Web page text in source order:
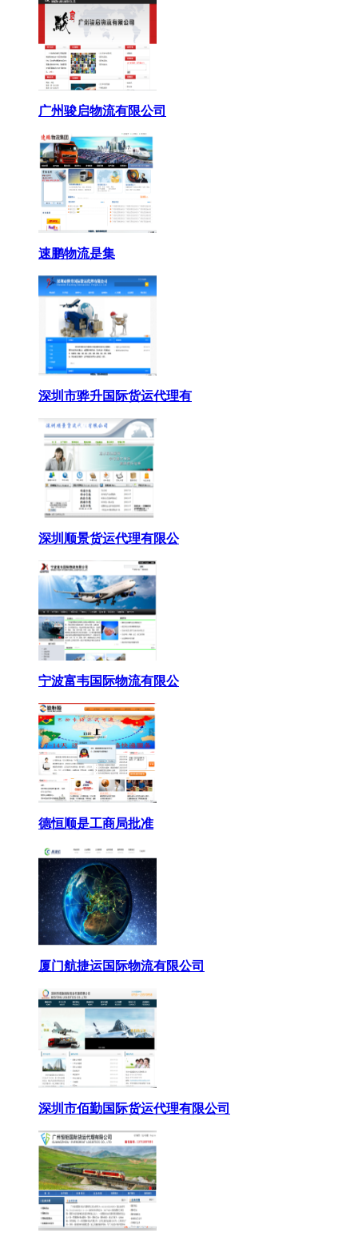
广州骏启物流有限公司
速鹏物流是集
深圳市骅升国际货运代理有
深圳顺景货运代理有限公
宁波富韦国际物流有限公
德恒顺是工商局批准
厦门航捷运国际物流有限公司
深圳市佰勤国际货运代理有限公司